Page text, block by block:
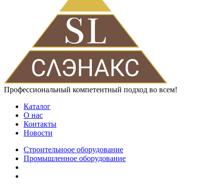
Профессиональный компетентный подход во всем!
Каталог
О нас
Контакты
Новости
Строительноое оборудование
Промышленное оборудование